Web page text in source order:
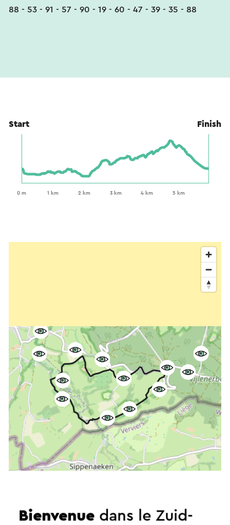
88 - 53 - 91 - 57 - 90 - 19 - 60 - 47 - 39 - 35 - 88
Start Finish
Démarrer l’itinéraire
Bienvenuedans le Zuid-